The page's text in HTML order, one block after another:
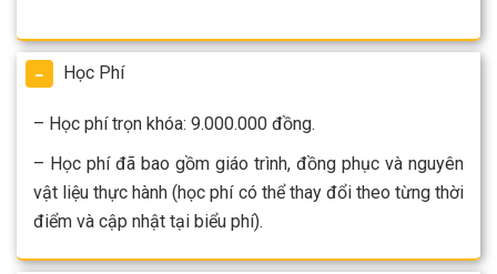
Học Phí
– Học phí trọn khóa: 9.000.000 đồng.
– Học phí đã bao gồm giáo trình, đồng phục và nguyên
vật liệu thực hành (học phí có thể thay đổi theo từng thời
điểm và cập nhật tại biểu phí).